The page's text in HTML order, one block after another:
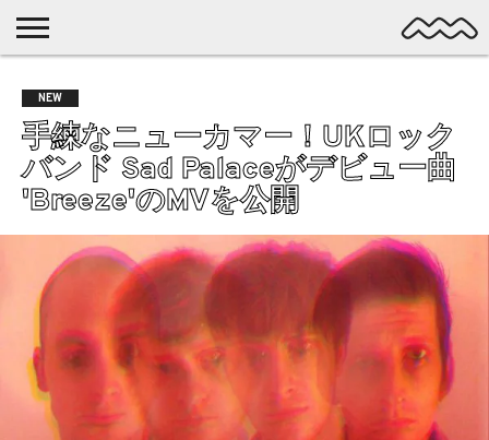
MUSIC
LATEST
POSTS
SPOTLIGHT
NYP
/ DL
DISCOVERY
POP
ALTERNATIVE
ELECTRONIC
SSW
PSYCH
DREAMPOP
POSTPUNK
FI
GARAGE
NEW
手練なニューカマー！UKロック
バンド Sad Palaceがデビュー曲
'Breeze'のMVを公開